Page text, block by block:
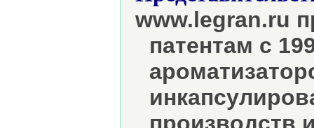
www.legran.ru
патентам с